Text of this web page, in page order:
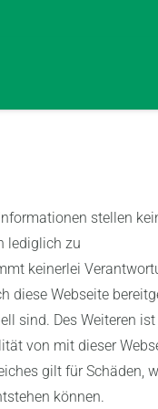
stellen
lediglich zu
keinerlei
diese Webseite
sind. Des Weiteren
von mit dieser
gilt für Schäden,
können.